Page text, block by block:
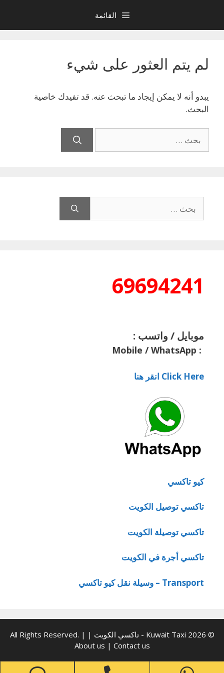
المحتوى
القائمة
لم يتم العثور على شيء
يبدو أنه لا يمكن إيجاد ما تبحث عنه. قد تفيدك خاصية
البحث.
عن:
عن:
69694241
موبايل / واتسب :
:
Mobile / WhatsApp
Click Here انقر هنا
كيو تاكسي
تاكسي توصيل الكويت
تاكسي توصيلة الكويت
تاكسي أجرة في الكويت
Transport – وسيلة نقل كيو تاكسي
© 2026 Kuwait Taxi - تاكسي الكويت | All Rights Reserved. |
About us | Contact us